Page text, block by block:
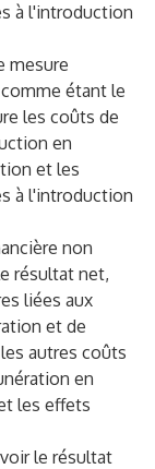
à l'introduction
mesure
étant le
les coûts de
en
et les
à l'introduction
non
résultat net,
liées aux
et de
autres coûts
en
les effets
le résultat